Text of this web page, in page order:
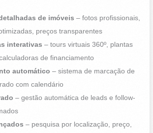
de imóveis – fotos profissionais,
preços transparentes
interativas – tours virtuais 360º, plantas
de financiamento
automático – sistema de marcação de
com calendário
– gestão automática de leads e follow-
– pesquisa por localização, preço,